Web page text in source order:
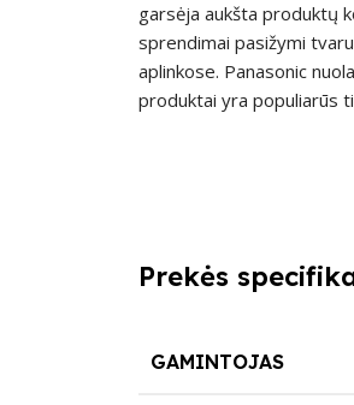
garsėja aukšta produktų
sprendimai pasižymi
aplinkose. Panasonic
produktai yra populiarūs
Prekės
GAMINTOJAS